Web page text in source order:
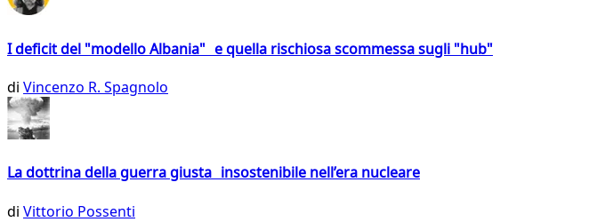
I deficit del "modello Albania" e quella rischiosa scommessa sugli "hub"
di Vincenzo R. Spagnolo
La dottrina della guerra giusta insostenibile nell’era nucleare
di Vittorio Possenti